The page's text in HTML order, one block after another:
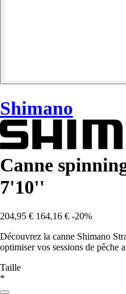
Shimano
Canne
7'10''
204,95 € 164,16 € -20%
Découvrez la canne Shimano
optimiser vos sessions de pêche
Taille
*